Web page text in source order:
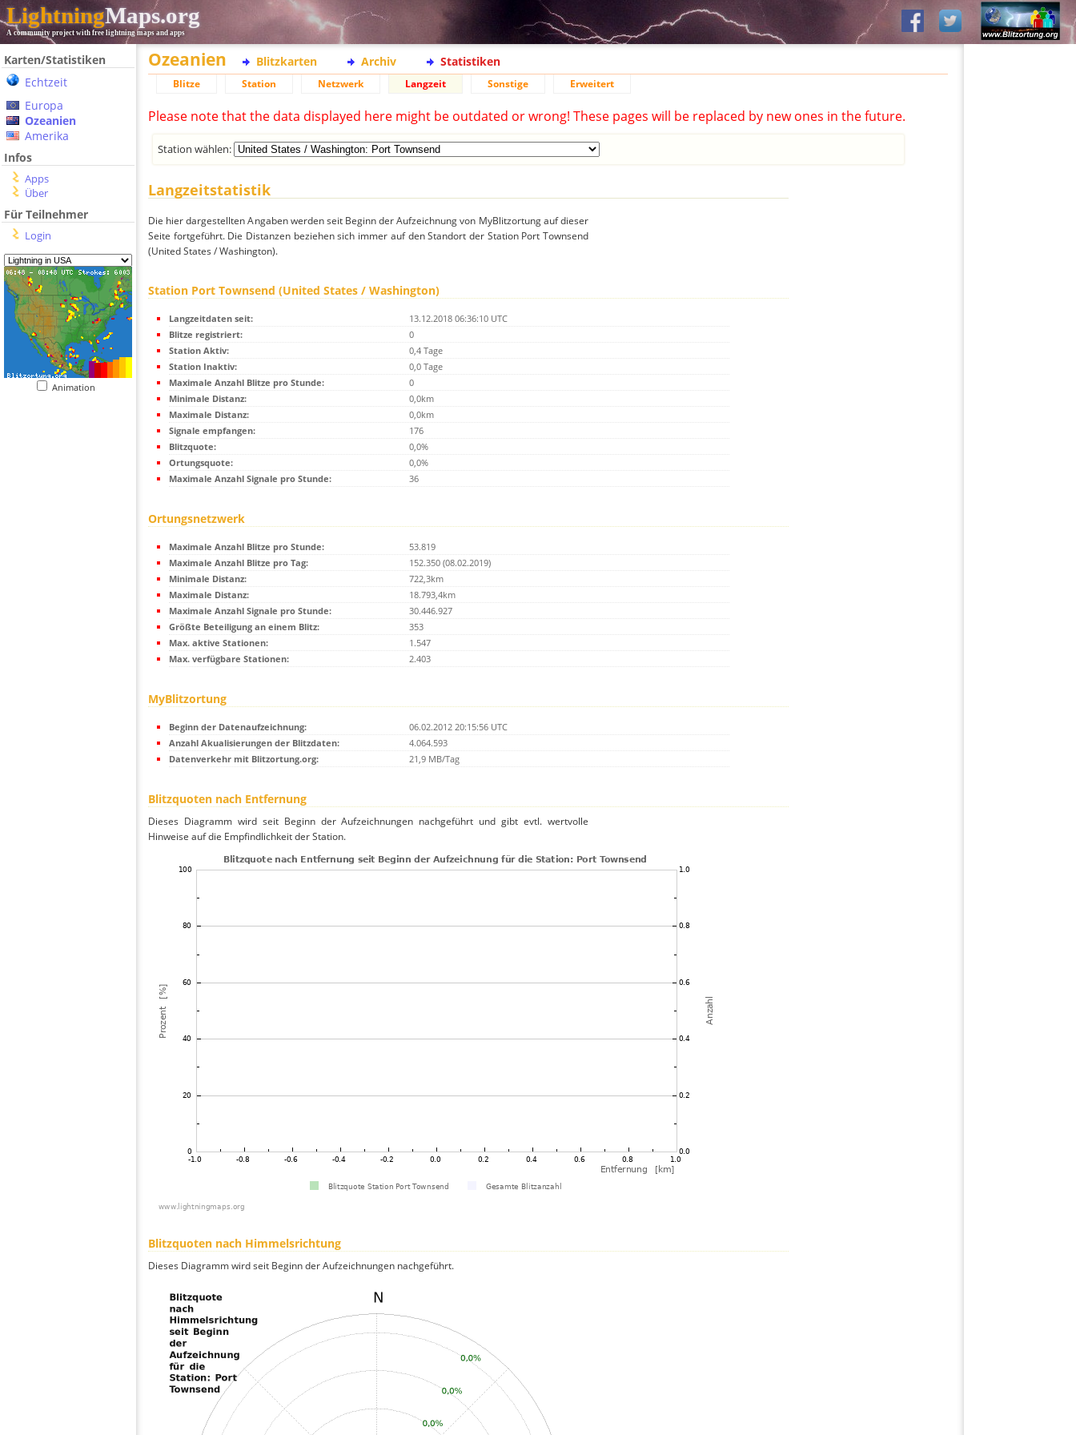
LightningMaps.org
A community project with free lightning maps and apps
Karten/Statistiken
Echtzeit
Europa
Ozeanien
Amerika
Infos
Apps
Über
Für Teilnehmer
Login
Animation
Ozeanien Blitzkarten Archiv Statistiken
Blitze Station Netzwerk Langzeit Sonstige Erweitert
Please note that the data displayed here might be outdated or wrong! These pages will be replaced by new ones in the future.
Station wählen:
Langzeitstatistik
Die hier dargestellten Angaben werden seit Beginn der Aufzeichnung von MyBlitzortung auf dieser
Seite fortgeführt. Die Distanzen beziehen sich immer auf den Standort der Station Port Townsend
(United States / Washington).
Station Port Townsend (United States / Washington)
Langzeitdaten seit:
13.12.2018 06:36:10 UTC
Blitze registriert:
0
Station Aktiv:
0,4 Tage
Station Inaktiv:
0,0 Tage
Maximale Anzahl Blitze pro Stunde:
0
Minimale Distanz:
0,0km
Maximale Distanz:
0,0km
Signale empfangen:
176
Blitzquote:
0,0%
Ortungsquote:
0,0%
Maximale Anzahl Signale pro Stunde:
36
Ortungsnetzwerk
Maximale Anzahl Blitze pro Stunde:
53.819
Maximale Anzahl Blitze pro Tag:
152.350 (08.02.2019)
Minimale Distanz:
722,3km
Maximale Distanz:
18.793,4km
Maximale Anzahl Signale pro Stunde:
30.446.927
Größte Beteiligung an einem Blitz:
353
Max. aktive Stationen:
1.547
Max. verfügbare Stationen:
2.403
MyBlitzortung
Beginn der Datenaufzeichnung:
06.02.2012 20:15:56 UTC
Anzahl Akualisierungen der Blitzdaten:
4.064.593
Datenverkehr mit Blitzortung.org:
21,9 MB/Tag
Blitzquoten nach Entfernung
Dieses Diagramm wird seit Beginn der Aufzeichnungen nachgeführt und gibt evtl. wertvolle
Hinweise auf die Empfindlichkeit der Station.
Blitzquoten nach Himmelsrichtung
Dieses Diagramm wird seit Beginn der Aufzeichnungen nachgeführt.